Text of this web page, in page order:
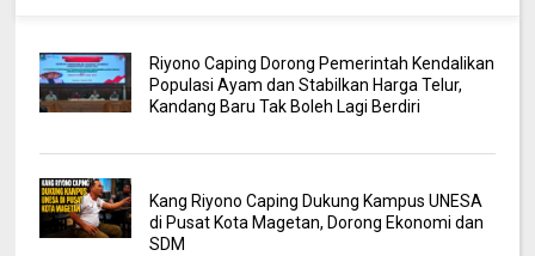
Riyono Caping Dorong Pemerintah Kendalikan
Populasi Ayam dan Stabilkan Harga Telur,
Kandang Baru Tak Boleh Lagi Berdiri
Kang Riyono Caping Dukung Kampus UNESA
di Pusat Kota Magetan, Dorong Ekonomi dan
SDM